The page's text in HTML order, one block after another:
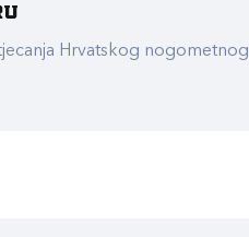
Hrvatskog nogometnog